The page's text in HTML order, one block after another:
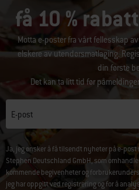
få 10 %
Motta e-poster fra vårt fellesskap
elskere av utendørsmatlaging.
din første
Det kan ta litt tid før
E-post
Ja, jeg ønsker å få tilsendt nyheter på e-post
Stephen Deutschland GmbH, som
kommende begivenheter og
jeg har oppgitt ved registrering og for å